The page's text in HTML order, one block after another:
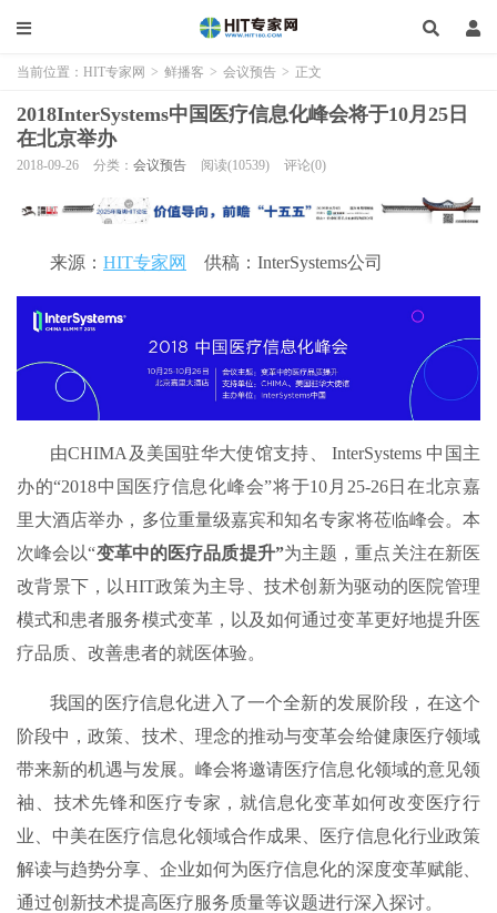
当前位置： HIT专家网 > 鲜播客 > 会议预告 > 正文
2018InterSystems中国医疗信息化峰会将于10月25日
在北京举办
2018-09-26 分类： 会议预告 阅读(10539) 评论(0)
来源： HIT专家网 供稿：InterSystems公司
由CHIMA及美国驻华大使馆支持、 InterSystems 中国主
办的“2018中国医疗信息化峰会”将于10月25-26日在北京嘉
里大酒店举办，多位重量级嘉宾和知名专家将莅临峰会。本
次峰会以“变革中的医疗品质提升”为主题，重点关注在新医
改背景下，以HIT政策为主导、技术创新为驱动的医院管理
模式和患者服务模式变革，以及如何通过变革更好地提升医
疗品质、改善患者的就医体验。
我国的医疗信息化进入了一个全新的发展阶段，在这个
阶段中，政策、技术、理念的推动与变革会给健康医疗领域
带来新的机遇与发展。峰会将邀请医疗信息化领域的意见领
袖、技术先锋和医疗专家，就信息化变革如何改变医疗行
业、中美在医疗信息化领域合作成果、医疗信息化行业政策
解读与趋势分享、企业如何为医疗信息化的深度变革赋能、
通过创新技术提高医疗服务质量等议题进行深入探讨。